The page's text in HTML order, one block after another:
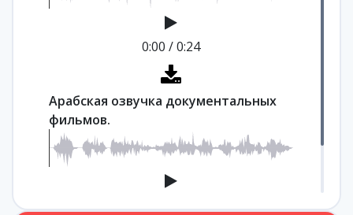
0:00 /0:24
Арабская озвучка документальных
фильмов.
0:00/0:36